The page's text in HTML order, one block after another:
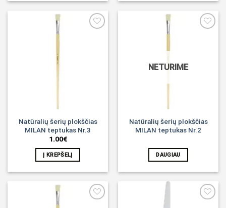
Natūralių šerių plokščias
MILAN teptukas Nr.3
1.00€
Į KREPŠELĮ
NETURIME
Natūralių šerių plokščias
MILAN teptukas Nr.2
DAUGIAU